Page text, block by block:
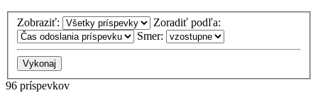
Zobraziť:
Zoradiť podľa:
Smer:
96 príspevkov